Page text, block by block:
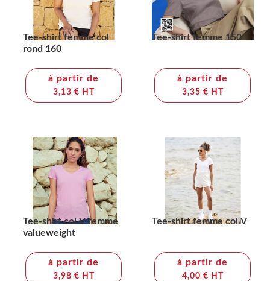
Tee-shirt femme col
rond 160
à partir de
3,13 € HT
Tee-shirt femme 150
à partir de
3,35 € HT
Tee-shirt col V femme
valueweight
à partir de
3,98 € HT
Tee-shirt femme col V
à partir de
4,00 € HT